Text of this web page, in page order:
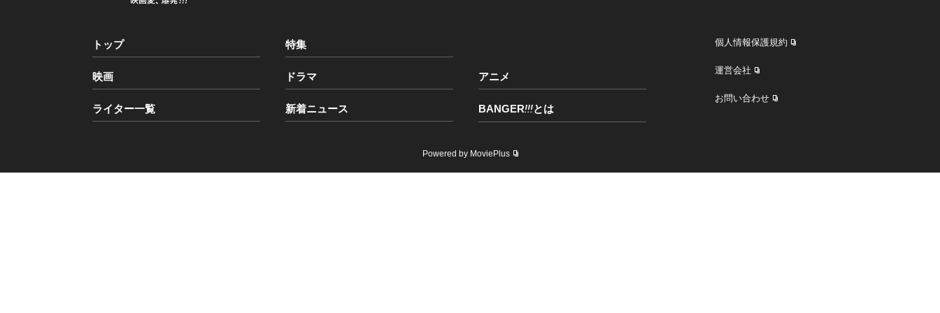
トップ 特集
映画 ドラマ アニメ
ライター一覧 新着ニュース BANGER!!!とは
個人情報保護規約
運営会社
お問い合わせ
Powered by MoviePlus